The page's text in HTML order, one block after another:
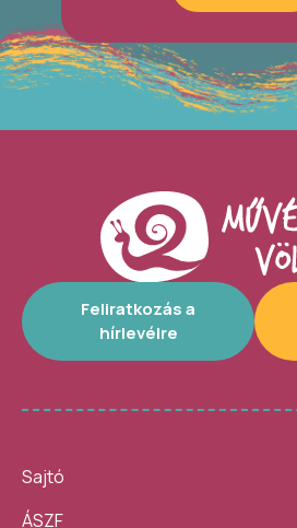
Feliratkozás a
hírlevélre
Sajtó
ÁSZF